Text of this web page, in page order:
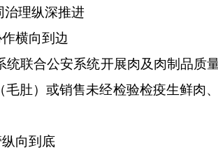
治理纵深推进
横向到边
统联合公安系统开展肉及肉制品质
毛肚）或销售未经检验检疫生鲜肉
纵向到底